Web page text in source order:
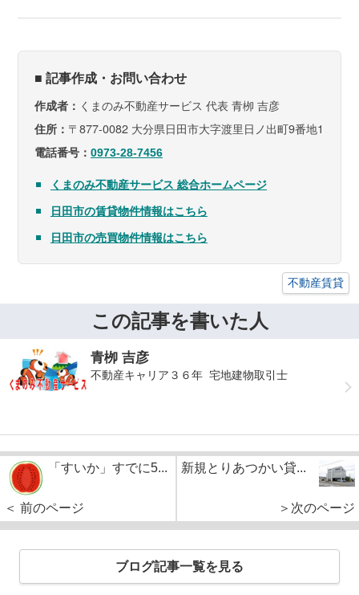
■ 記事作成・お問い合わせ
作成者： くまのみ不動産サービス 代表 青栁 吉彦
住所： 〒877-0082 大分県日田市大字渡里日ノ出町9番地1
電話番号： 0973-28-7456
くまのみ不動産サービス 総合ホームページ
日田市の賃貸物件情報はこちら
日田市の売買物件情報はこちら
不動産賃貸
この記事を書いた人
青栁 吉彦
不動産キャリア３６年 宅地建物取引士
「すいか」すでに5...
＜ 前のページ
新規とりあつかい貸...
＞次のページ
ブログ記事一覧を見る